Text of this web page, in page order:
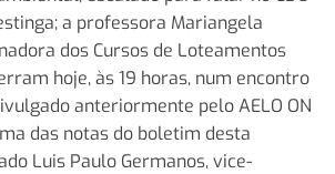
a professora Mariangela
dos Cursos de Loteamentos
hoje, às 19 horas, num encontro
anteriormente pelo AELO ON
das notas do boletim desta
Luis Paulo Germanos, vice-